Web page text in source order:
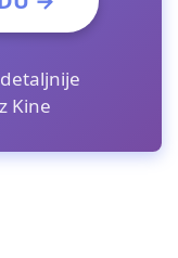
Kine